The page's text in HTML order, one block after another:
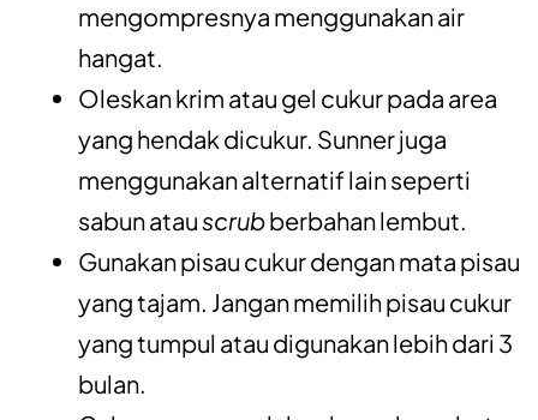
mengompresnya menggunakan air
hangat.
Oleskan krim atau gel cukur pada area
yang hendak dicukur. Sunner juga
menggunakan alternatif lain seperti
sabun atauscrubberbahan lembut.
Gunakan pisau cukur dengan mata pisau
yang tajam. Jangan memilih pisau cukur
yang tumpul atau digunakan lebih dari 3
bulan.